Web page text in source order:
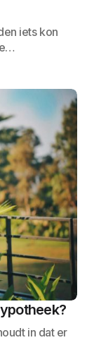
iets kon
in dat er